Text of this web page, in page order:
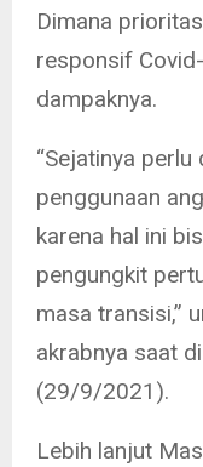
Dimana
responsif
dampaknya.
“Sejatinya
penggunaan
karena hal ini
pengungkit
masa transisi,”
akrabnya saat
(29/9/2021).
Lebih lanjut